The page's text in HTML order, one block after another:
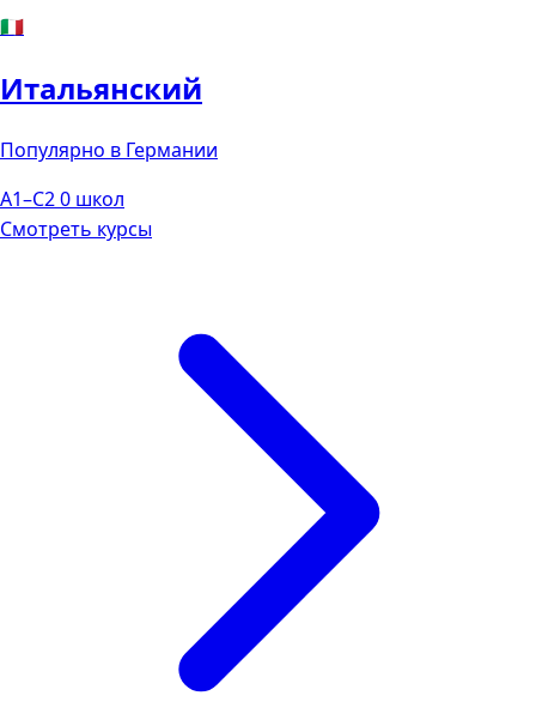
🇮🇹
Итальянский
Популярно в Германии
A1–C20 школ
Смотреть курсы